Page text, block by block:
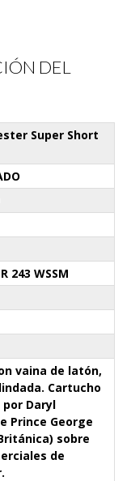
DEL
Super Short
243 WSSM
vaina de latón,
Cartucho
Daryl
Prince George
sobre
de